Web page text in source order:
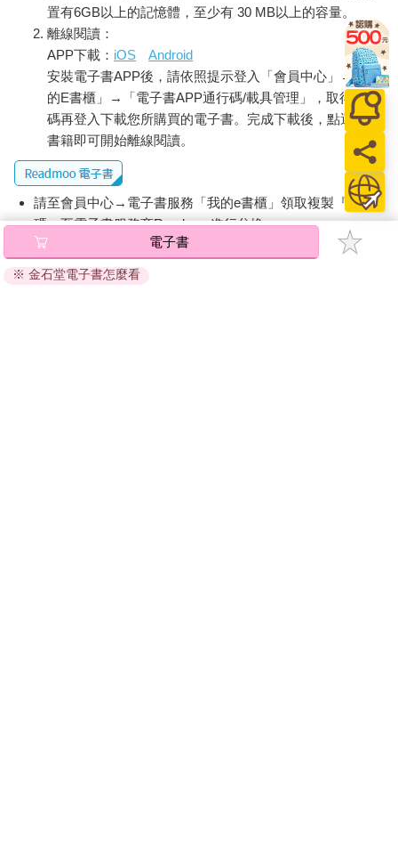
R小姐（三十歲）之前在便利商店買酒時，店員要求她按下「確
認是否已成年」的按鈕，她聽到之後忍不住大吼：「用看的也知
道吧！」雖然有些門市能彈性應付這種狀況，但有時也會演變成
糾紛。
又譬如，某次她在速食店點餐時，店員問她：「要不要搭配薯
條？」她也強硬地回答：「我沒有說要點薯條吧！」
無論哪種情況，店員都只是依標準作業流程來進行，一般人就算
多少覺得有點煩，也能理解「這只是平常的狀況」。但R小姐無
法理解所謂的「平常」到底是怎麼一回事，因此會覺得煩躁。
【當事人心聲】世界上充滿了無意義的事。為什麼大家都不生
氣？
置有6GB以上的記憶體，至少有 30 MB以上的容量。
離線閱讀：
APP下載： iOS
Android
安裝電子書APP後，請依照提示登入「會員中心」→「我
的E書櫃」→「電子書APP通行碼/載具管理」，取得通行
碼再登入下載您所購買的電子書。完成下載後，點選任一
書籍即可開始離線閱讀。
請至會員中心→電子書服務「我的e書櫃」領取複製『兌換
碼』至電子書服務商Readmoo進行兌換。
退換貨須知：
因版權保護，您在金石堂所購買的電子書僅能以金石堂專屬
電子書
※ 金石堂電子書怎麼看